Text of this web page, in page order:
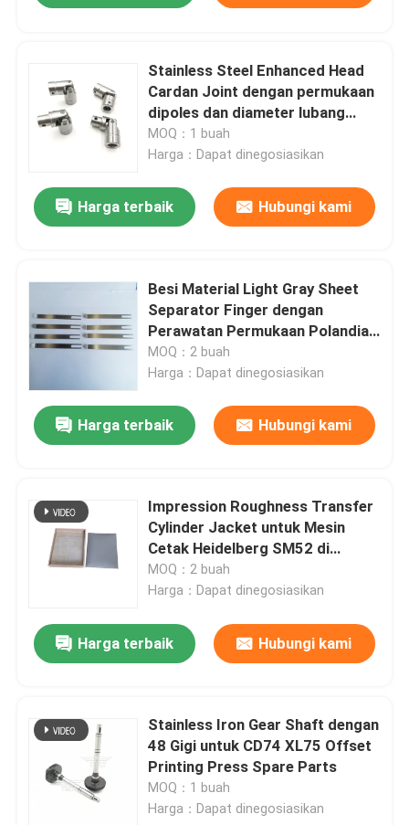
Stainless Steel Enhanced Head
Cardan Joint dengan permukaan
dipoles dan diameter lubang
dalam 16mm untuk mesin cetak
SM102
MOQ：1 buah
Harga：Dapat dinegosiasikan
Harga terbaik Hubungi kami
Besi Material Light Gray Sheet
Separator Finger dengan
Perawatan Permukaan Polandia
untuk Heidelberg GTO52 Offset
Printing Machine
MOQ：2 buah
Harga：Dapat dinegosiasikan
Harga terbaik Hubungi kami
Impression Roughness Transfer
Cylinder Jacket untuk Mesin
Cetak Heidelberg SM52 di
Lembar Baja
MOQ：2 buah
Harga：Dapat dinegosiasikan
Harga terbaik Hubungi kami
Stainless Iron Gear Shaft dengan
48 Gigi untuk CD74 XL75 Offset
Printing Press Spare Parts
MOQ：1 buah
Harga：Dapat dinegosiasikan